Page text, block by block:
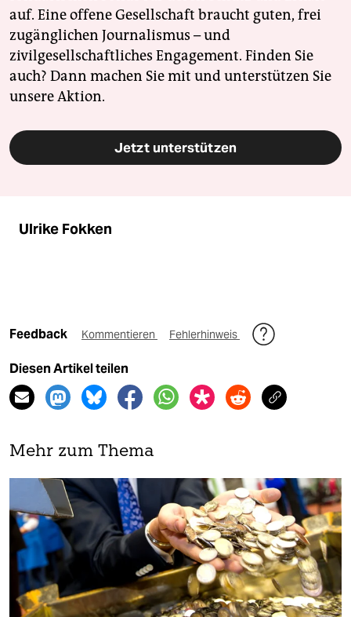
auf. Eine offene Gesellschaft braucht guten, frei
zugänglichen Journalismus – und
zivilgesellschaftliches Engagement. Finden Sie
auch? Dann machen Sie mit und unterstützen Sie
unsere Aktion.
Jetzt unterstützen
Ulrike Fokken
Feedback Kommentieren Fehlerhinweis
Diesen Artikel teilen
Mehr zum Thema